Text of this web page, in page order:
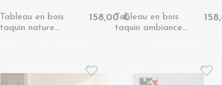
Tableau en bois
taquin nature
158,00 €Tableau en bois
taquin ambiance